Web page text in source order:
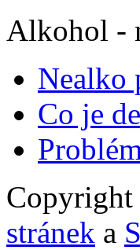
Alkohol -
Nealko
Co je
stránek a